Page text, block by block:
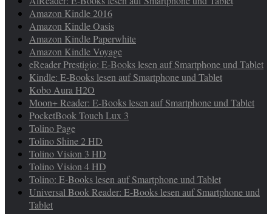
Amazon Kindle 2016
Amazon Kindle Oasis
Amazon Kindle Paperwhite
Amazon Kindle Voyage
eReader Prestigio: E-Books lesen auf Smartphone und Tablet
Kindle: E-Books lesen auf Smartphone und Tablet
Kobo Aura H2O
Moon+ Reader: E-Books lesen auf Smartphone und Tablet
PocketBook Touch Lux 3
Tolino Page
Tolino Shine 2 HD
Tolino Vision 3 HD
Tolino Vision 4 HD
Tolino: E-Books lesen auf Smartphone und Tablet
Universal Book Reader: E-Books lesen auf Smartphone und
Tablet